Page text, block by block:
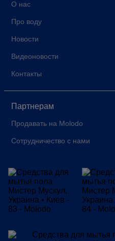
О нас
Про воду
Новости
Видеоновости
Контакты
Партнерам
Продавать на Molodo
Сотрудничество с нами